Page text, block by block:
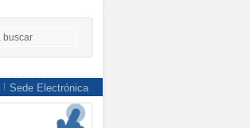
Sede Electrónica